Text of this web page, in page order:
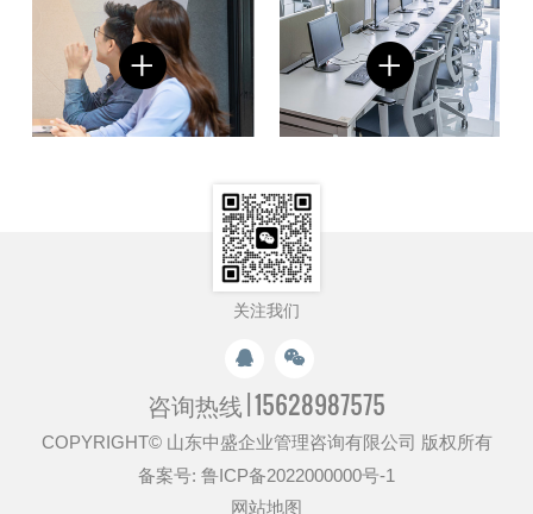
关注我们
咨询热线 |15628987575
COPYRIGHT© 山东中盛企业管理咨询有限公司 版权所有
备案号: 鲁ICP备2022000000号-1
网站地图